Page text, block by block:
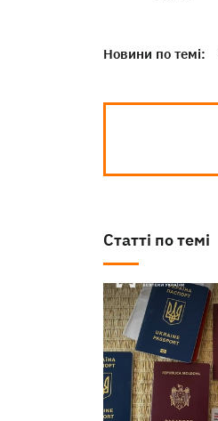
Новини по темі:
Статті по темі